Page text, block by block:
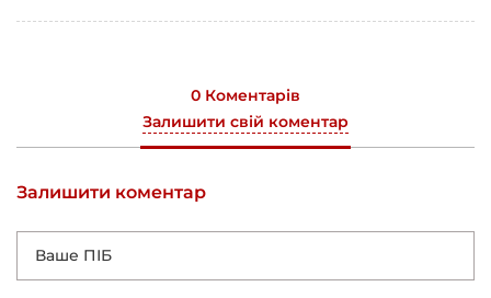
0 Коментарів
Залишити свій коментар
Залишити коментар